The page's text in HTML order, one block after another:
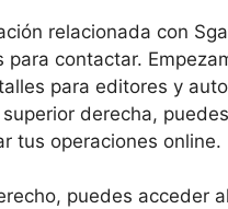
relacionada con
contactar.
para editores y
derecha,
tus operaciones online.
puedes acceder